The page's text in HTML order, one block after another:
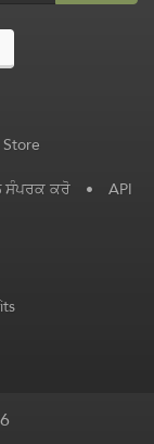
ਸੰਪਰਕ ਕਰੋ • API